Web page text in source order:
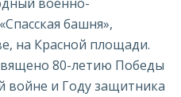
башня»,
на Красной площади.
80-летию Победы
войне и Году защитника